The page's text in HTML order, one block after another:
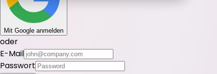
Mit Google anmelden
oder
E-Mail
Passwort